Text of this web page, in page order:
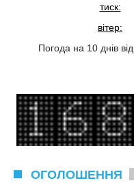
тиск:
вітер:
Погода на 10 днів від
ОГОЛОШЕННЯ